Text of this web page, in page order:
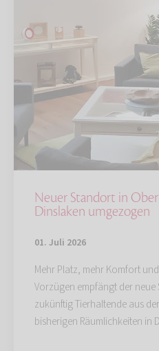
Neuer Standort in
Dinslaken umgezogen
01. Juli 2026
Mehr Platz, mehr Komfort
Vorzügen empfängt der
zukünftig Tierhaltende aus
bisherigen Räumlichkeiten in